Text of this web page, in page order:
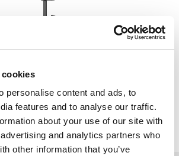
cookies
personalise content and ads, to
features and to analyse our traffic.
about your use of our site with
and analytics partners who
other information that you’ve